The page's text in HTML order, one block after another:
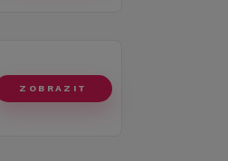
ZOBRAZIT